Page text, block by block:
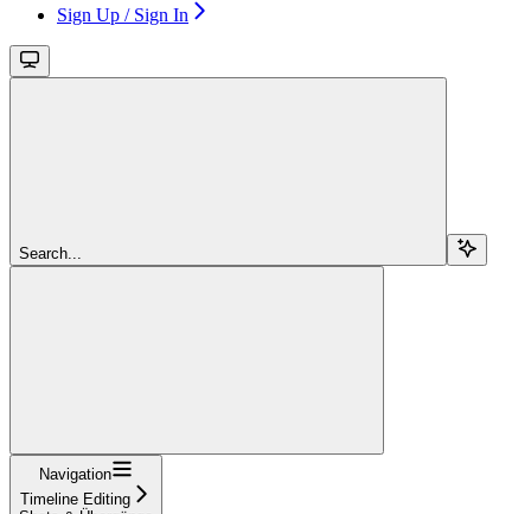
Sign Up / Sign In
Search...
Navigation
Timeline Editing